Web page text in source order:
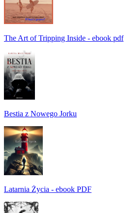
The Art of Tripping Inside - ebook pdf
Bestia z Nowego Jorku
Latarnia Życia - ebook PDF